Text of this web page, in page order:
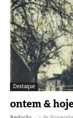
Destaque
ontem &